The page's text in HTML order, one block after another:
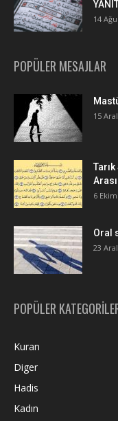
14
POPÜLER MESAJLAR
15
6
Oral
23
POPÜLER
Kuran
Diger
Hadis
Kadın